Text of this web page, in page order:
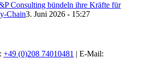
Consulting bündeln ihre Kräfte für
Chain3. Juni 2026 - 15:27
+49 (0)208 74010481 | E-Mail: